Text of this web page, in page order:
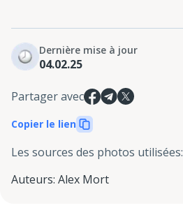
Dernière mise à jour
04.02.25
Partager avec
Copier le lien
Les sources des photos utilisées:
Auteurs: Alex Mort